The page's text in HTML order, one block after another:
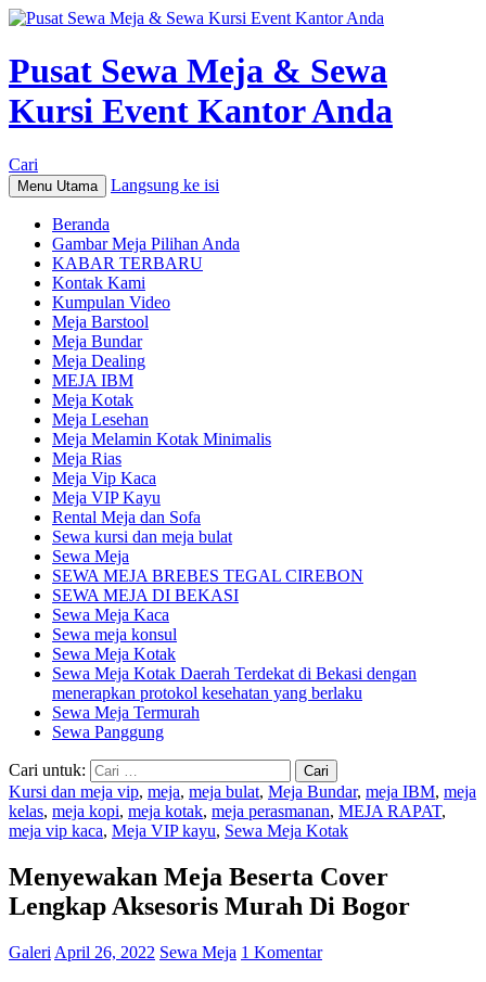
Pusat Sewa Meja & Sewa
Kursi Event Kantor Anda
Cari
Menu Utama Langsung ke isi
Beranda
Gambar Meja Pilihan Anda
KABAR TERBARU
Kontak Kami
Kumpulan Video
Meja Barstool
Meja Bundar
Meja Dealing
MEJA IBM
Meja Kotak
Meja Lesehan
Meja Melamin Kotak Minimalis
Meja Rias
Meja Vip Kaca
Meja VIP Kayu
Rental Meja dan Sofa
Sewa kursi dan meja bulat
Sewa Meja
SEWA MEJA BREBES TEGAL CIREBON
SEWA MEJA DI BEKASI
Sewa Meja Kaca
Sewa meja konsul
Sewa Meja Kotak
Sewa Meja Kotak Daerah Terdekat di Bekasi dengan
menerapkan protokol kesehatan yang berlaku
Sewa Meja Termurah
Sewa Panggung
Cari untuk:
Kursi dan meja vip, meja, meja bulat, Meja Bundar, meja IBM, meja
kelas, meja kopi, meja kotak, meja perasmanan, MEJA RAPAT,
meja vip kaca, Meja VIP kayu, Sewa Meja Kotak
Menyewakan Meja Beserta Cover
Lengkap Aksesoris Murah Di Bogor
Galeri April 26, 2022 Sewa Meja 1 Komentar